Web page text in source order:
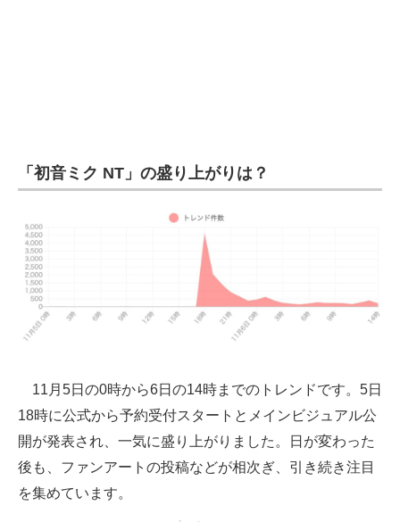
「初音ミク NT」の盛り上がりは？
11月5日の0時から6日の14時までのトレンドです。5日
18時に公式から予約受付スタートとメインビジュアル公
開が発表され、一気に盛り上がりました。日が変わった
後も、ファンアートの投稿などが相次ぎ、引き続き注目
を集めています。